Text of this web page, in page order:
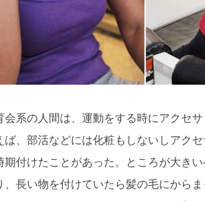
会系の人間は、運動をする時にアクセ
ば、部活などには化粧もしないしアク
期付けたことがあった。ところが大き
、長い物を付けていたら髪の毛にから